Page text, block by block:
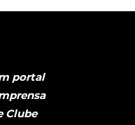
portal
Clube